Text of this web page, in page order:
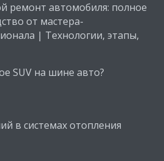
ремонт автомобиля: полное
от мастера-
| Технологии, этапы,
SUV на шине авто?
в системах отопления